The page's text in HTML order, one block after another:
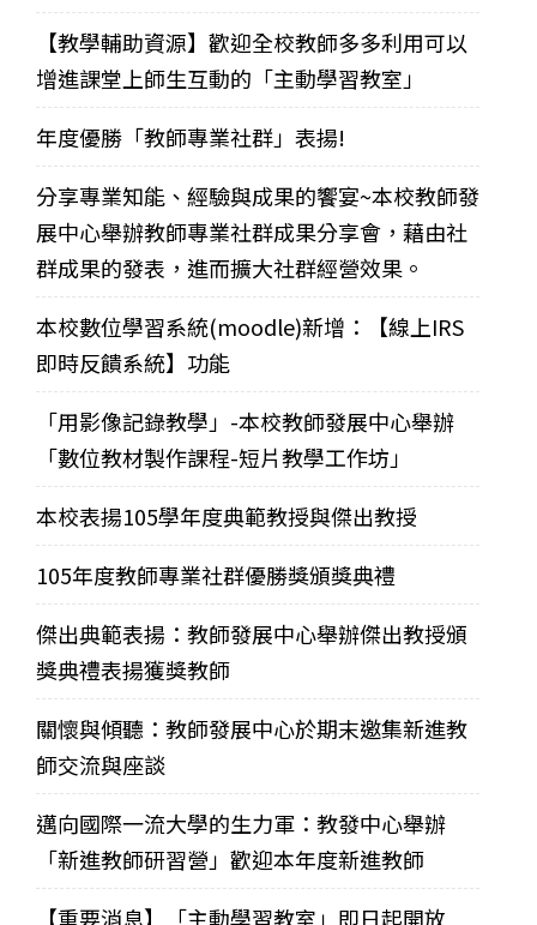
【教學輔助資源】歡迎全校教師多多利用可以
增進課堂上師生互動的「主動學習教室」
年度優勝「教師專業社群」表揚!
分享專業知能、經驗與成果的饗宴~本校教師發
展中心舉辦教師專業社群成果分享會，藉由社
群成果的發表，進而擴大社群經營效果。
本校數位學習系統(moodle)新增：【線上IRS
即時反饋系統】功能
「用影像記錄教學」-本校教師發展中心舉辦
「數位教材製作課程-短片教學工作坊」
本校表揚105學年度典範教授與傑出教授
105年度教師專業社群優勝獎頒獎典禮
傑出典範表揚：教師發展中心舉辦傑出教授頒
獎典禮表揚獲獎教師
關懷與傾聽：教師發展中心於期末邀集新進教
師交流與座談
邁向國際一流大學的生力軍：教發中心舉辦
「新進教師研習營」歡迎本年度新進教師
【重要消息】「主動學習教室」即日起開放